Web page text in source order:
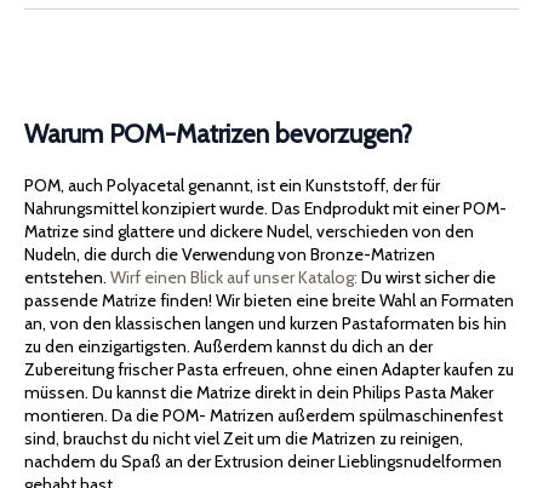
Warum POM-Matrizen bevorzugen?
POM, auch Polyacetal genannt, ist ein Kunststoff, der für
Nahrungsmittel konzipiert wurde. Das Endprodukt mit einer POM-
Matrize sind glattere und dickere Nudel, verschieden von den
Nudeln, die durch die Verwendung von Bronze-Matrizen
entstehen. Wirf einen Blick auf unser Katalog: Du wirst sicher die
passende Matrize finden! Wir bieten eine breite Wahl an Formaten
an, von den klassischen langen und kurzen Pastaformaten bis hin
zu den einzigartigsten. Außerdem kannst du dich an der
Zubereitung frischer Pasta erfreuen, ohne einen Adapter kaufen zu
müssen. Du kannst die Matrize direkt in dein Philips Pasta Maker
montieren. Da die POM- Matrizen außerdem spülmaschinenfest
sind, brauchst du nicht viel Zeit um die Matrizen zu reinigen,
nachdem du Spaß an der Extrusion deiner Lieblingsnudelformen